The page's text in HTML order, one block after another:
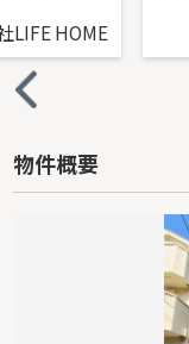
LIFE HOME
物件概要